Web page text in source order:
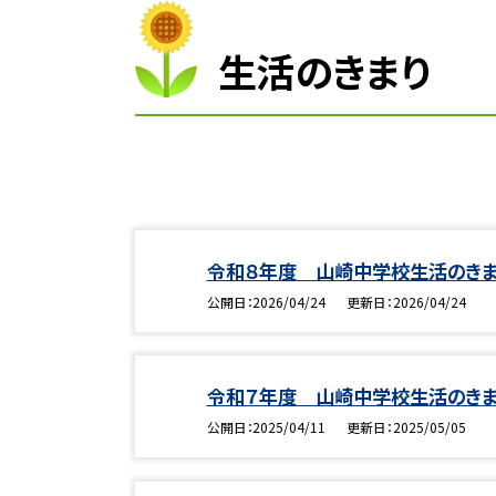
生活のきまり
令和８年度 山崎中学校生活のき
公開日 2026/04/24 更新日 2026/04/24
令和７年度 山崎中学校生活のき
公開日 2025/04/11 更新日 2025/05/05